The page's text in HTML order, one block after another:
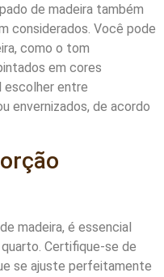
de madeira também
considerados. Você pode
como o tom
em cores
escolher entre
envernizados, de acordo
madeira, é essencial
Certifique-se de
se ajuste perfeitamente